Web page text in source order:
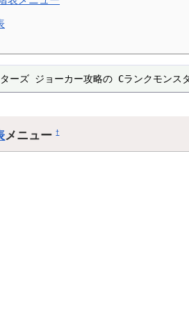
ーズ ジョーカー攻略の Cランクモンス
メニュー†